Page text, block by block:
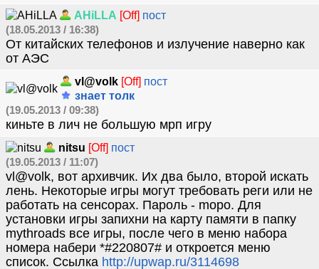
AHiLLA [Off] пост
(18.05.2013 / 16:38)
От китайских телефонов и излучение наверно как
от АЭС
vl@volk [Off] пост
знает толк
(19.05.2013 / 09:38)
киньте в лич не большую мрп игру
nitsu [Off] пост
(19.05.2013 / 11:07)
vl@volk, вот архивчик. Их два было, второй искать
лень. Некоторые игры могут требовать реги или не
работать на сенсорах. Пароль - mopo. Для
установки игры запихни на карту памяти в папку
mythroads все игры, после чего в меню набора
номера набери *#220807# и откроется меню
список. Ссылка http://upwap.ru/3114698